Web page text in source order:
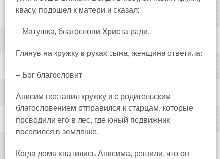
квасу, подошел к матери и сказал:
– Матушка, благослови Христа ради.
Глянув на кружку в руках сына, женщина ответила:
– Бог благословит.
Анисим поставил кружку и с родительским
благословением отправился к старцам, которые
проводили его в лес, где юный подвижник
поселился в землянке.
Когда дома хватились Анисима, решили, что он